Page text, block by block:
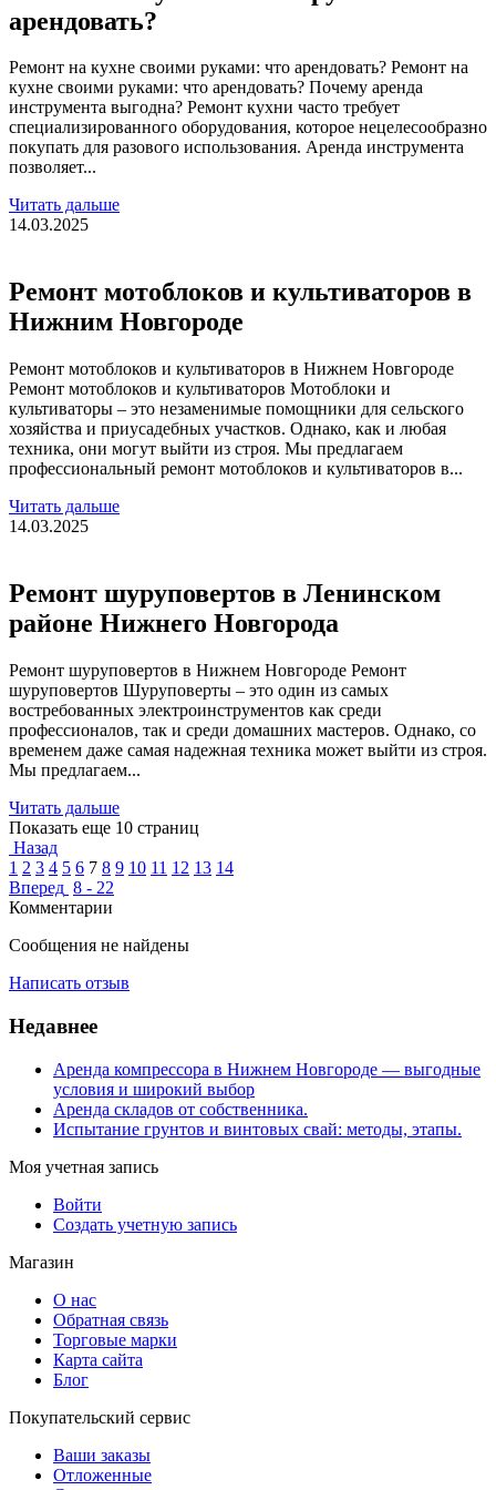
арендовать?
Ремонт на кухне своими руками: что арендовать? Ремонт на
кухне своими руками: что арендовать? Почему аренда
инструмента выгодна? Ремонт кухни часто требует
специализированного оборудования, которое нецелесообразно
покупать для разового использования. Аренда инструмента
позволяет...
Читать дальше
14.03.2025
Ремонт мотоблоков и культиваторов в
Нижним Новгороде
Ремонт мотоблоков и культиваторов в Нижнем Новгороде
Ремонт мотоблоков и культиваторов Мотоблоки и
культиваторы – это незаменимые помощники для сельского
хозяйства и приусадебных участков. Однако, как и любая
техника, они могут выйти из строя. Мы предлагаем
профессиональный ремонт мотоблоков и культиваторов в...
Читать дальше
14.03.2025
Ремонт шуруповертов в Ленинском
районе Нижнего Новгорода
Ремонт шуруповертов в Нижнем Новгороде Ремонт
шуруповертов Шуруповерты – это один из самых
востребованных электроинструментов как среди
профессионалов, так и среди домашних мастеров. Однако, со
временем даже самая надежная техника может выйти из строя.
Мы предлагаем...
Читать дальше
Показать еще 10 страниц
Назад
1 2 3 4 5 6 7 8 9 10 11 12 13 14
Вперед 8 - 22
Комментарии
Сообщения не найдены
Написать отзыв
Недавнее
Аренда компрессора в Нижнем Новгороде — выгодные
условия и широкий выбор
Аренда складов от собственника.
Испытание грунтов и винтовых свай: методы, этапы.
Моя учетная запись
Войти
Создать учетную запись
Магазин
О нас
Обратная связь
Торговые марки
Карта сайта
Блог
Покупательский сервис
Ваши заказы
Отложенные